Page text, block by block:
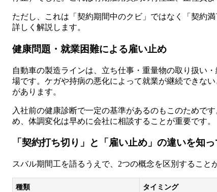
ただし、これは「契約期間中のクビ」ではなく「契約
詳しく解説します。
健康問題・就業困難による雇い止め
自動車の製造ラインは、立ち仕事・重量物の取り扱い
場です。ケガや持病の悪化によって就業が継続できな
があります。
入社前の健康診断で一定の基準があるのもこのためで
め、体調変化は早めに会社に相談することが重要です。
「契約打ち切り」と「雇い止め」の違いを知っ
スバル期間工を語るうえで、2つの概念を区別すること
種類 タイミング